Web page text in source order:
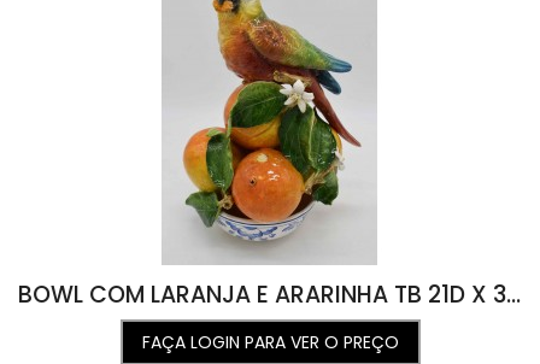
BOWL COM LARANJA E ARARINHA TB 21D X 36A
FAÇA LOGIN PARA VER O PREÇO